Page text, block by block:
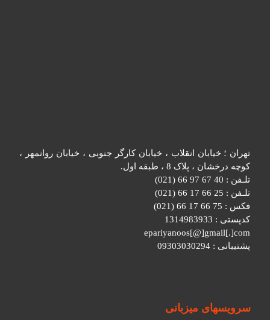
تهران ؛ خیابان انقلاب ، خیابان کارگر جنوبی ، خیابان روانمهر ،
کوچه درخشان ، پلاک 8 ، طبقه اول.
تلـفن : 40 67 97 66 (021)
تلـفن : 25 66 17 66 (021)
فکس : 75 66 17 66 (021)
کدپستی : 1314983933
epariyanoos[@]gmail[.]com
پشتیبانی : 09303030294
سرویسهای میزبانی